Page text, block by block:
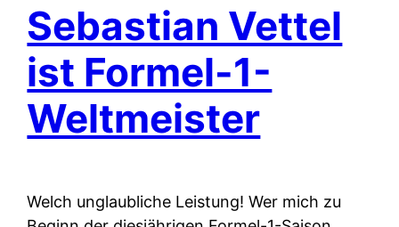
Sebastian Vettel
ist Formel-1-
Weltmeister
Welch unglaubliche Leistung! Wer mich zu